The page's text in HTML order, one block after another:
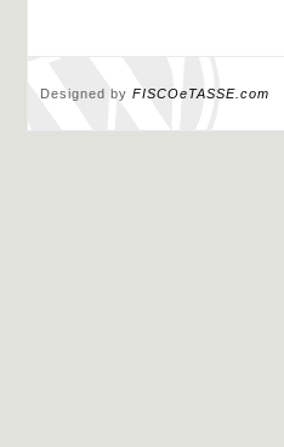
Designed by FISCOeTASSE.com